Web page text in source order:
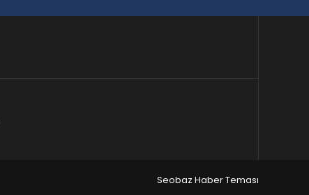
Seobaz Haber Teması